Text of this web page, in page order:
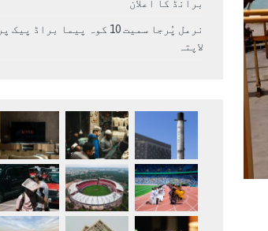
برانڈ کا اعلان
نرمل پُرجا سمیت 10 کوہ پیما براڈ پیک پر
لاپتہ